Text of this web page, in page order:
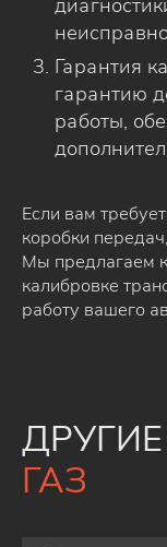
Гарантия
гарантию
работы,
Если вам
коробки
Мы предлагаем
калибровке
работу вашего
ГАЗ